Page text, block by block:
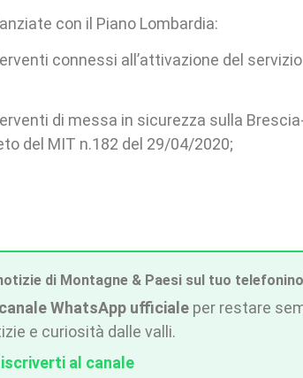
con il Piano Lombardia:
connessi all’attivazione del
di messa in sicurezza sulla
del MIT n.182 del 29/04/2020;
di Montagne & Paesi sul tuo
canale WhatsApp ufficiale per restare
e curiosità dalle valli.
al canale